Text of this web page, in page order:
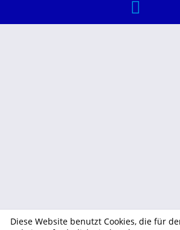
Diese Website benutzt Cookies, die für